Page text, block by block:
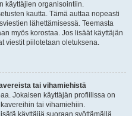
käyttäjien organisointiin.
kautta. Tämä auttaa nopeasti
lähettämisessä. Teemasta
myös korostaa. Jos lisäät käyttäjän
viestit piilotetaan oletuksena.
tai vihamiehistä
Jokaisen käyttäjän profiilissa on
tai vihamiehiin.
käyttäjiä suoraan syöttämällä